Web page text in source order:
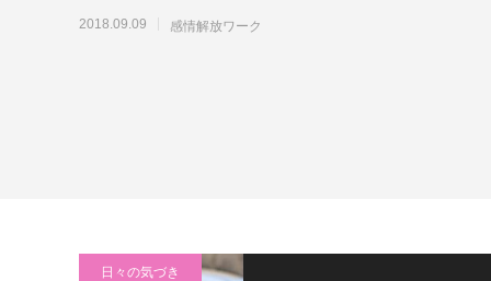
に契約を結ぶわけですが、解除しようと思った
2018.09.09 感情解放ワーク
日々の気づき